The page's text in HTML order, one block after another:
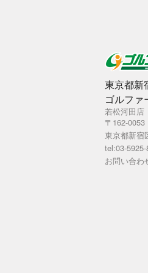
東京都新
ゴルファ
若松河田店
〒162-0053
東京都新宿
tel:03-
お問い合わ